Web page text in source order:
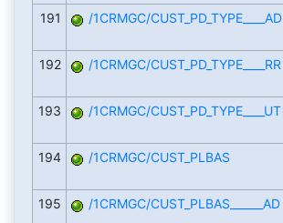
191
/1CRMGC/CUST_PD_TYPE____AD
192
/1CRMGC/CUST_PD_TYPE____RR
193
/1CRMGC/CUST_PD_TYPE____UT
194
/1CRMGC/CUST_PLBAS
195
/1CRMGC/CUST_PLBAS______AD